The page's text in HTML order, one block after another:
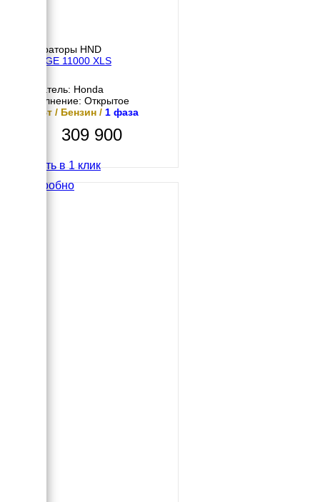
Генераторы HND
HND GE 11000 XLS
Двигатель: Honda
Исполнение: Открытое
10 кВт / Бензин / 1 фаза
309 900
Купить в 1 клик
Подробно